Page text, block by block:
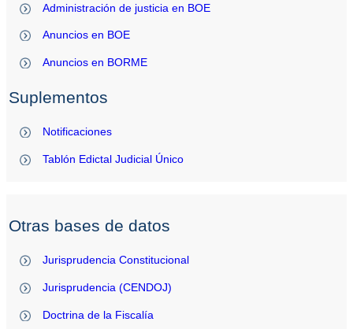
Administración de justicia en BOE
Anuncios en BOE
Anuncios en BORME
Suplementos
Notificaciones
Tablón Edictal Judicial Único
Otras bases de datos
Jurisprudencia Constitucional
Jurisprudencia (CENDOJ)
Doctrina de la Fiscalía